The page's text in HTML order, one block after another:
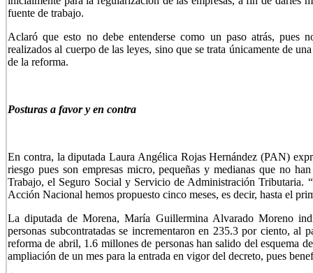
fuente de trabajo.
Aclaró que esto no debe entenderse como un paso atrás, pues
realizados al cuerpo de las leyes, sino que se trata únicamente de
de la reforma.
Posturas a favor y en contra
En contra, la diputada Laura Angélica Rojas Hernández (PAN)
riesgo pues son empresas micro, pequeñas y medianas que no
Trabajo, el Seguro Social y Servicio de Administración Tributaria.
Acción Nacional hemos propuesto cinco meses, es decir, hasta el
La diputada de Morena, María Guillermina Alvarado Moreno
personas subcontratadas se incrementaron en 235.3 por ciento, al
reforma de abril, 1.6 millones de personas han salido del esquema
ampliación de un mes para la entrada en vigor del decreto, pues